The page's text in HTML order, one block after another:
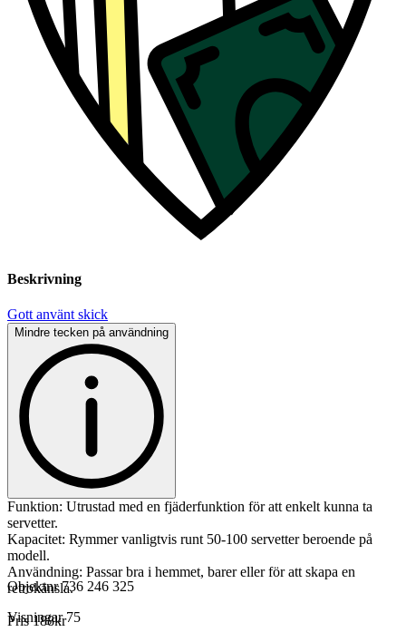
Beskrivning
Gott använt skick
Mindre tecken på användning
Funktion: Utrustad med en fjäderfunktion för att enkelt kunna ta
servetter.
Kapacitet: Rymmer vanligtvis runt 50-100 servetter beroende på
modell.
Användning: Passar bra i hemmet, barer eller för att skapa en
retrokänsla.
Pris 188kr
Objektnr 736 246 325
Visningar 75